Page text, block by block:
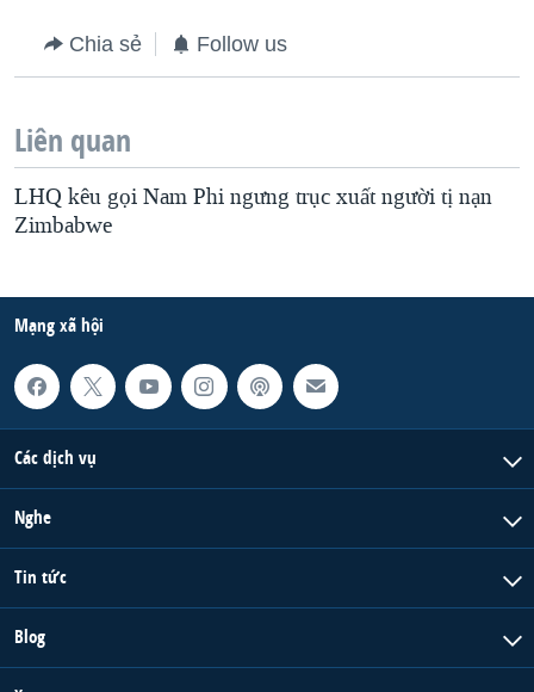
Chia sẻ Follow us
Liên quan
LHQ kêu gọi Nam Phi ngưng trục xuất người tị nạn
Zimbabwe
Mạng xã hội
Các dịch vụ
Nghe
Tin tức
Blog